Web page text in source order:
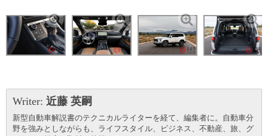
Writer: 近藤 英嗣
新型自動車解説書のテクニカルライターを経て、編集者に。自動車分
野を強みとしながらも、ライフスタイル、ビジネス、不動産、旅、グ